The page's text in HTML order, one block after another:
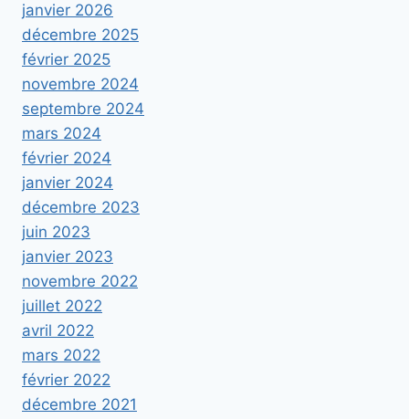
janvier 2026
décembre 2025
février 2025
novembre 2024
septembre 2024
mars 2024
février 2024
janvier 2024
décembre 2023
juin 2023
janvier 2023
novembre 2022
juillet 2022
avril 2022
mars 2022
février 2022
décembre 2021